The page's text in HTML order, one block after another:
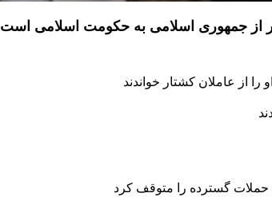
از جمهوری اسلامی به حکومت اسلامی است
را از عاملان کشتار خواندند
حملات گسترده را متوقف کرد